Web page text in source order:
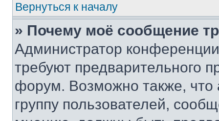
Вернуться к началу
» Почему моё сообщение
Администратор
требуют предварительного
форум. Возможно также, что
группу пользователей,